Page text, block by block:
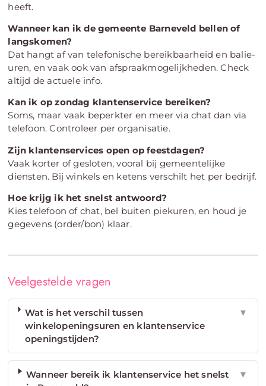
heeft.
Wanneer kan ik de gemeente Barneveld bellen of
langskomen?
Dat hangt af van telefonische bereikbaarheid en balie-
uren, en vaak ook van afspraakmogelijkheden. Check
altijd de actuele info.
Kan ik op zondag klantenservice bereiken?
Soms, maar vaak beperkter en meer via chat dan via
telefoon. Controleer per organisatie.
Zijn klantenservices open op feestdagen?
Vaak korter of gesloten, vooral bij gemeentelijke
diensten. Bij winkels en ketens verschilt het per bedrijf.
Hoe krijg ik het snelst antwoord?
Kies telefoon of chat, bel buiten piekuren, en houd je
gegevens (order/bon) klaar.
Veelgestelde vragen
Wat is het verschil tussen
winkelopeningsuren en klantenservice
openingstijden?
▼
Wanneer bereik ik klantenservice het snelst
▼